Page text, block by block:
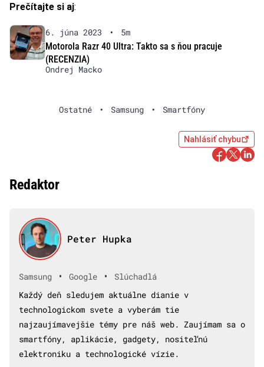
Prečítajte si aj:
6. júna 2023 •
5m
Motorola Razr 40 Ultra: Takto sa s ňou pracuje
(RECENZIA)
Ondrej Macko
Ostatné • Samsung • Smartfóny
Nahlásiť chybu
Redaktor
Peter Hupka
Samsung • Google •
Slúchadlá
Každý deň sledujem aktuálne dianie v
technologickom svete a vyberám tie
najzaujímavejšie témy pre náš web. Zaujímam sa o
smartfóny, aplikácie, gadgety, nositeľnú
elektroniku a technologické vízie.